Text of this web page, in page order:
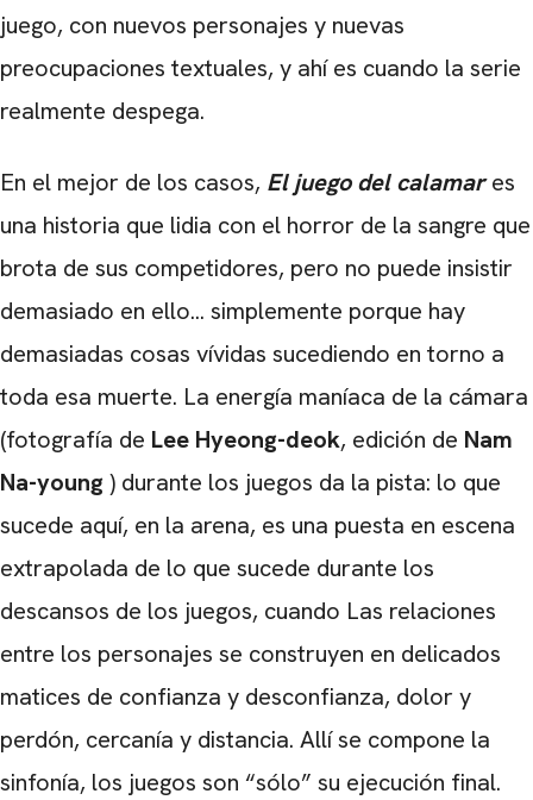
juego, con nuevos personajes y nuevas
preocupaciones textuales, y ahí es cuando la serie
realmente despega.
En el mejor de los casos, El juego del calamar es
una historia que lidia con el horror de la sangre que
brota de sus competidores, pero no puede insistir
demasiado en ello... simplemente porque hay
demasiadas cosas vívidas sucediendo en torno a
toda esa muerte. La energía maníaca de la cámara
(fotografía de Lee Hyeong-deok, edición de Nam
Na-young) durante los juegos da la pista: lo que
sucede aquí, en la arena, es una puesta en escena
extrapolada de lo que sucede durante los
descansos de los juegos, cuando Las relaciones
entre los personajes se construyen en delicados
matices de confianza y desconfianza, dolor y
perdón, cercanía y distancia. Allí se compone la
sinfonía, los juegos son “sólo” su ejecución final.